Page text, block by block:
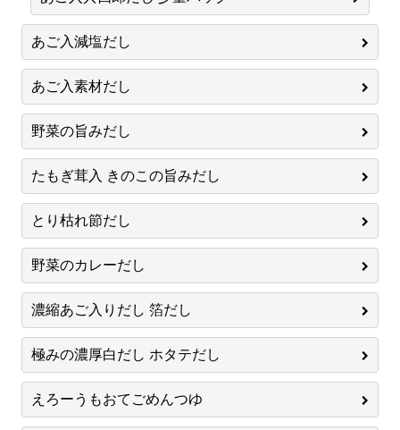
あご入減塩だし
あご入素材だし
野菜の旨みだし
たもぎ茸入 きのこの旨みだし
とり枯れ節だし
野菜のカレーだし
濃縮あご入りだし 箔だし
極みの濃厚白だし ホタテだし
えろーうもおてごめんつゆ